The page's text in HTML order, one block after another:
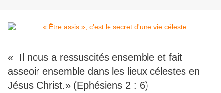
« Il nous a ressuscités ensemble et fait
asseoir ensemble dans les lieux célestes en
Jésus Christ.» (Ephésiens 2 : 6)